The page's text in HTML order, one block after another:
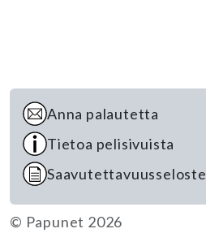
Anna palautetta
Tietoa pelisivuista
Saavutettavuusseloste
© Papunet 2026